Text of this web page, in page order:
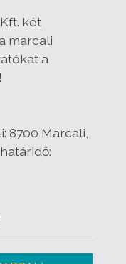
két
marcali
a
8700 Marcali,